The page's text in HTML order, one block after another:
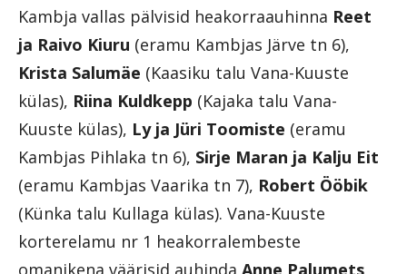
Kambja vallas pälvisid heakorraauhinna Reet
ja Raivo Kiuru (eramu Kambjas Järve tn 6),
Krista Salumäe (Kaasiku talu Vana-Kuuste
külas), Riina Kuldkepp (Kajaka talu Vana-
Kuuste külas), Ly ja Jüri Toomiste (eramu
Kambjas Pihlaka tn 6), Sirje Maran ja Kalju Eit
(eramu Kambjas Vaarika tn 7), Robert Ööbik
(Künka talu Kullaga külas). Vana-Kuuste
korterelamu nr 1 heakorralembeste
omanikena väärisid auhinda Anne Palumets